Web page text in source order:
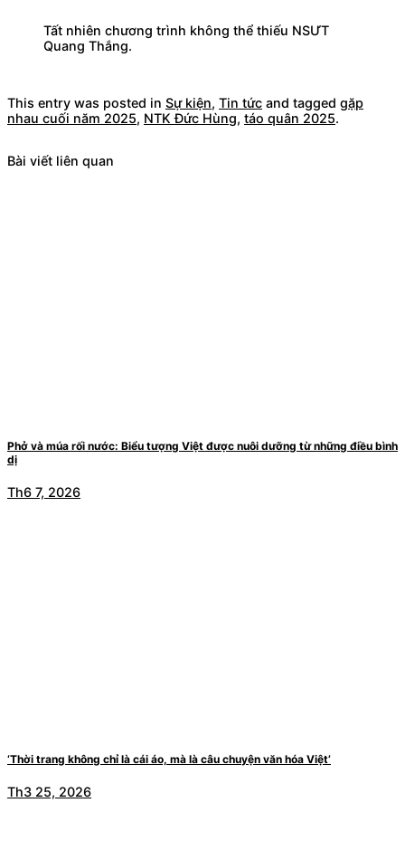
Tất nhiên chương trình không thể thiếu NSƯT
Quang Thắng.
This entry was posted in Sự kiện, Tin tức and tagged gặp
nhau cuối năm 2025, NTK Đức Hùng, táo quân 2025.
Bài viết liên quan
Phở và múa rối nước: Biểu tượng Việt được nuôi dưỡng từ những điều bình
dị
Th6 7, 2026
‘Thời trang không chỉ là cái áo, mà là câu chuyện văn hóa Việt’
Th3 25, 2026